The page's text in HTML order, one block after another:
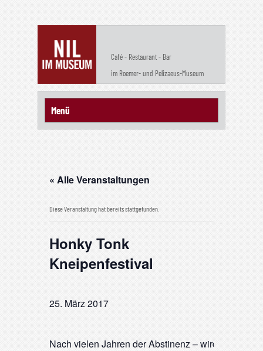
Café - Restaurant - Bar
im Roemer- und Pelizaeus-Museum
« Alle Veranstaltungen
Diese Veranstaltung hat bereits stattgefunden.
Honky Tonk
Kneipenfestival
25. März 2017
Nach vielen Jahren der Abstinenz – wird es jetzt